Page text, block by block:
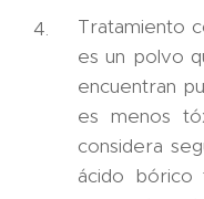
Tratamiento
es un polvo
encuentran
es menos
considera
ácido bórico